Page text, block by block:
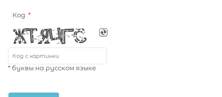
Код
* буквы на русском языке